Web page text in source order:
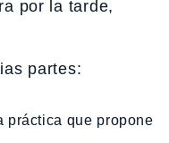
por la tarde,
partes:
práctica que propone